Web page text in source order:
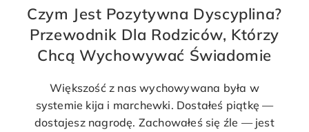
Czym Jest Pozytywna Dyscyplina?
Przewodnik Dla Rodziców, Którzy
Chcą Wychowywać Świadomie
Większość z nas wychowywana była w
systemie kija i marchewki. Dostałeś piątkę —
dostajesz nagrodę. Zachowałeś się źle — jest